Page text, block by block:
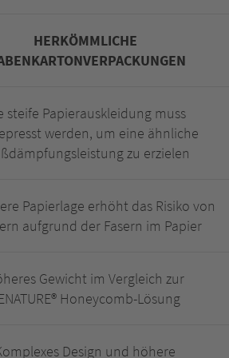
HERKÖMMLICHE
steife Papierauskleidung muss
werden, um eine ähnliche
zu erzielen
Papierlage erhöht das Risiko von
aufgrund der Fasern im Papier
Gewicht im Vergleich zur
Honeycomb-Lösung
Design und höhere